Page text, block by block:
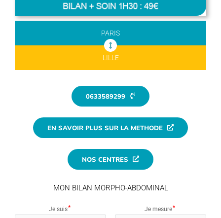
PARIS
LILLE
0633589299
EN SAVOIR PLUS SUR LA METHODE
NOS CENTRES
MON BILAN MORPHO-ABDOMINAL
Je suis Je mesure